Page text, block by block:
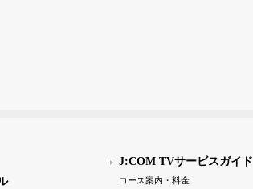
J:COM TVサービスガイド
コース案内・料金